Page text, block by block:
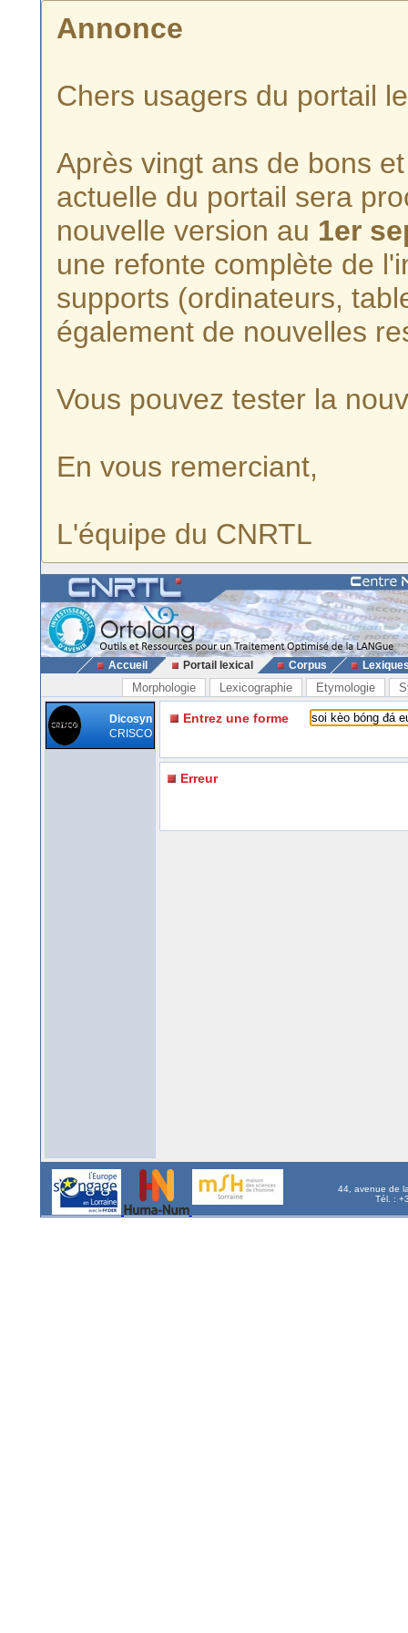
Annonce
Chers usagers du portail
Après vingt ans de bons
actuelle du portail sera
nouvelle version au 1er
une refonte complète de
supports (ordinateurs,
également de nouvelles
Vous pouvez tester la
En vous remerciant,
L'équipe du CNRTL
Accueil Portail lexical Corpus
Morphologie Lexicographie Etymologie
Dicosyn
CRISCO
Entrez une forme
Erreur
44, avenue de
Tél. :